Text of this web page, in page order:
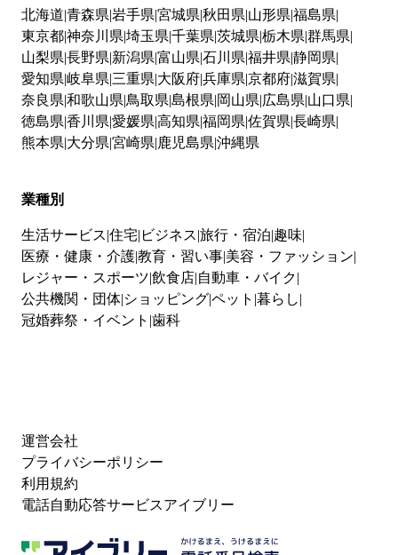
北海道 青森県 岩手県 宮城県 秋田県 山形県 福島県
東京都神奈川県 埼玉県 千葉県 茨城県 栃木県 群馬県
山梨県 長野県 新潟県 富山県 石川県 福井県 静岡県
愛知県 岐阜県 三重県 大阪府兵庫県 京都府滋賀県
奈良県 和歌山県 鳥取県 島根県 岡山県 広島県 山口県
徳島県 香川県 愛媛県 高知県 福岡県 佐賀県 長崎県
熊本県 大分県 宮崎県 鹿児島県 沖縄県
業種別
生活サービス 住宅 ビジネス 旅行・宿泊 趣味
医療・健康・介護教育・習い事 美容・ファッション
レジャー・スポーツ 飲食店 自動車・バイク
公共機関・団体 ショッピングペット 暮らし
冠婚葬祭・イベント 歯科
運営会社
プライバシーポリシー
利用規約
電話自動応答サービスアイブリー